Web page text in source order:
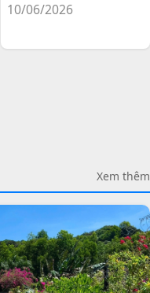
10/06/2026
Xem thêm